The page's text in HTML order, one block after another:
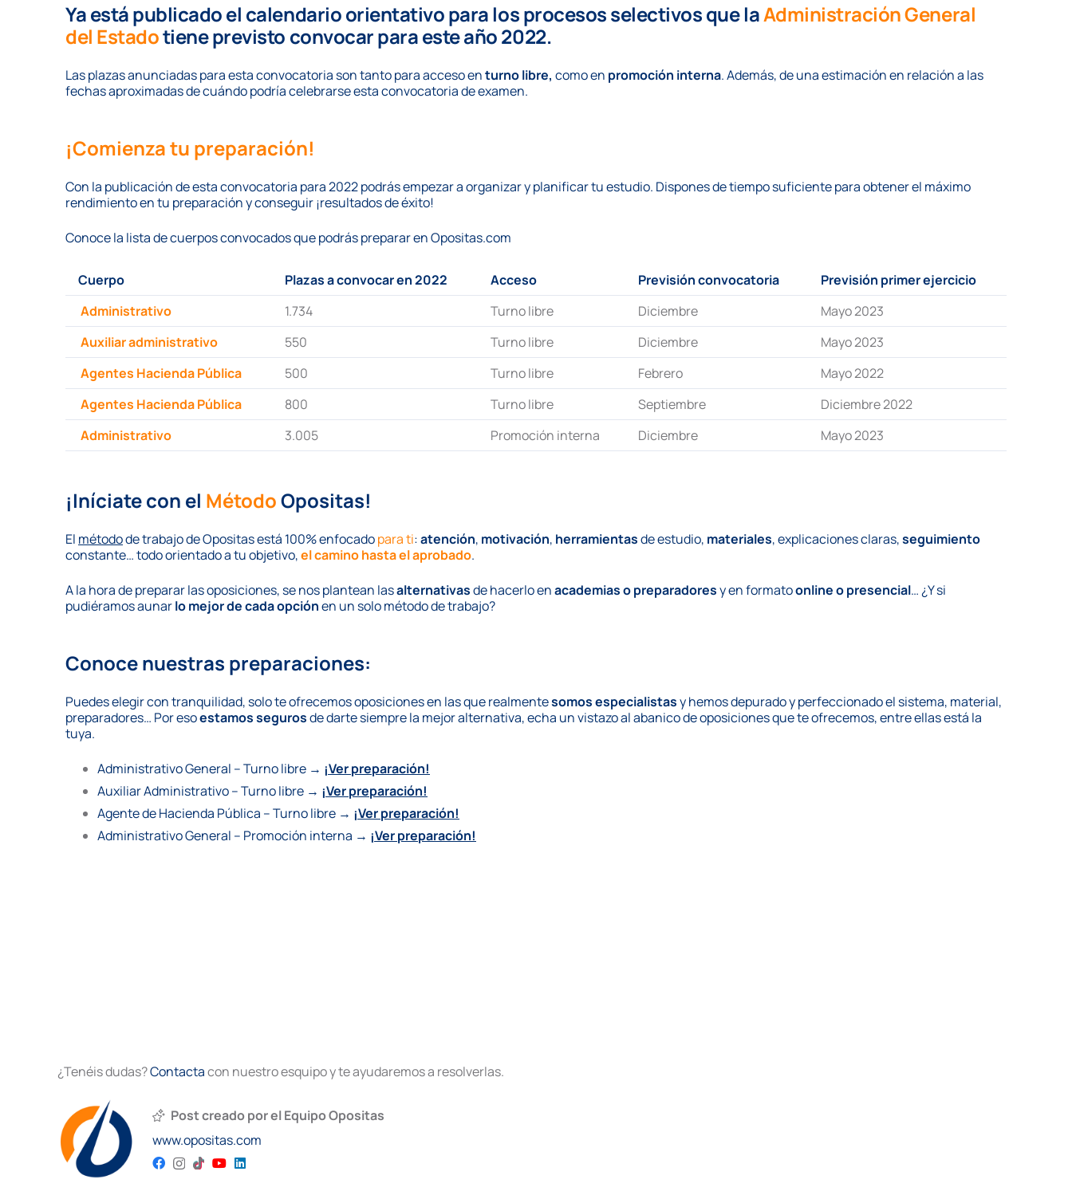
Ya está publicado el calendario orientativopara los procesos selectivos que laAdministración General
del Estadotiene previsto convocar para este año2022.
Las plazas anunciadas para esta convocatoria son tanto para acceso enturno libre, como en promoción interna.Además, de una estimación en relación a las
fechas aproximadas de cuándo podría celebrarse esta convocatoria de examen.
¡Comienza tu preparación!
Con la publicación de esta convocatoria para 2022 podrás empezar a organizar y planificar tu estudio. Dispones de tiempo suficiente para obtener el máximo
rendimiento en tu preparación y conseguir ¡resultados de éxito!
Conoce la lista de cuerpos convocados que podrás preparar enOpositas.com
Cuerpo Plazas a convocar en 2022 Acceso Previsión convocatoria
Previsión primer ejercicio
Administrativo
1.734 Turno libre Diciembre
Mayo 2023
Auxiliar administrativo
550 Turno libre Diciembre
Mayo 2023
Agentes Hacienda Pública
500 Turno libre Febrero
Mayo 2022
Agentes Hacienda Pública
800 Turno libre Septiembre
Diciembre 2022
Administrativo
3.005 Promoción interna Diciembre Mayo 2023
¡Iníciate con el MétodoOpositas!
El métodode trabajo de Opositas está 100% enfocadopara ti:atención, motivación, herramientasde estudio, materiales,explicacionesclaras,seguimiento
constante… todo orientado a tu objetivo,el camino hasta el aprobado.
A la hora de preparar las oposiciones, se nos plantean lasalternativasde hacerlo enacademias o preparadoresy en formatoonline o presencial… ¿Y si
pudiéramos aunarlo mejor de cada opciónen un solo método de trabajo?
Conoce nuestras preparaciones:
Puedes elegir con tranquilidad, solo te ofrecemos oposiciones en las que realmentesomos especialistasy hemos depurado y perfeccionado el sistema, material,
preparadores… Por esoestamos segurosde darte siempre la mejor alternativa, echa un vistazo al abanico de oposiciones que te ofrecemos, entre ellas está la
tuya.
Administrativo General – Turno libre → ¡Ver preparación!
Auxiliar Administrativo – Turno libre → ¡Ver preparación!
Agente de Hacienda Pública – Turno libre → ¡Ver preparación!
Administrativo General – Promoción interna → ¡Ver preparación!
¿Tenéis dudas?Contactacon nuestro esquipo y te ayudaremos a resolverlas.
Post creado por el Equipo Opositas
www.opositas.com